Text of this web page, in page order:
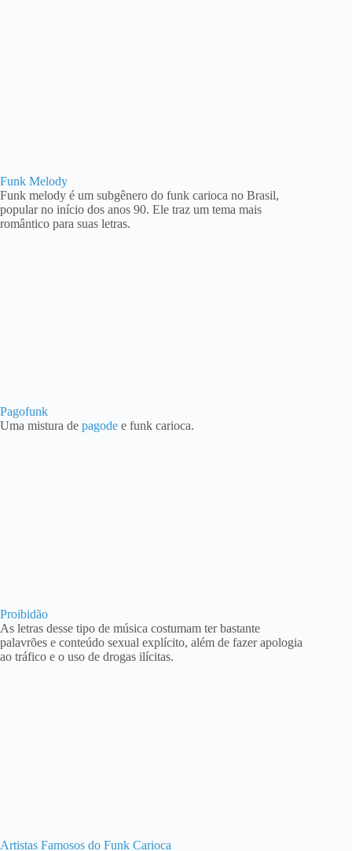
Funk Melody
Funk melody é um subgênero do funk carioca no Brasil,
popular no início dos anos 90. Ele traz um tema mais
romântico para suas letras.
Pagofunk
Uma mistura de pagode e funk carioca.
Proibidão
As letras desse tipo de música costumam ter bastante
palavrões e conteúdo sexual explícito, além de fazer apologia
ao tráfico e o uso de drogas ilícitas.
Artistas Famosos do Funk Carioca